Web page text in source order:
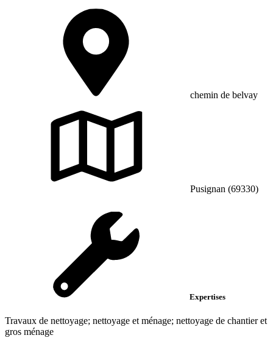
chemin de belvay
Pusignan (69330)
Expertises
Travaux de nettoyage; nettoyage et ménage; nettoyage de chantier et
gros ménage